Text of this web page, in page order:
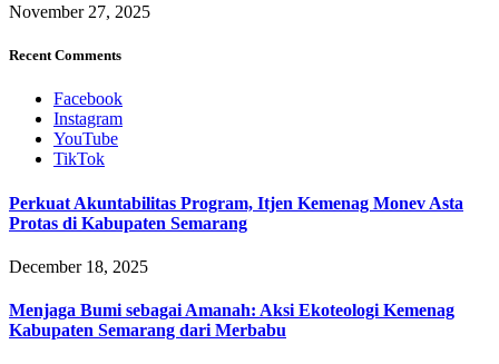
November 27, 2025
Recent Comments
Facebook
Instagram
YouTube
TikTok
Perkuat Akuntabilitas Program, Itjen Kemenag Monev Asta
Protas di Kabupaten Semarang
December 18, 2025
Menjaga Bumi sebagai Amanah: Aksi Ekoteologi Kemenag
Kabupaten Semarang dari Merbabu